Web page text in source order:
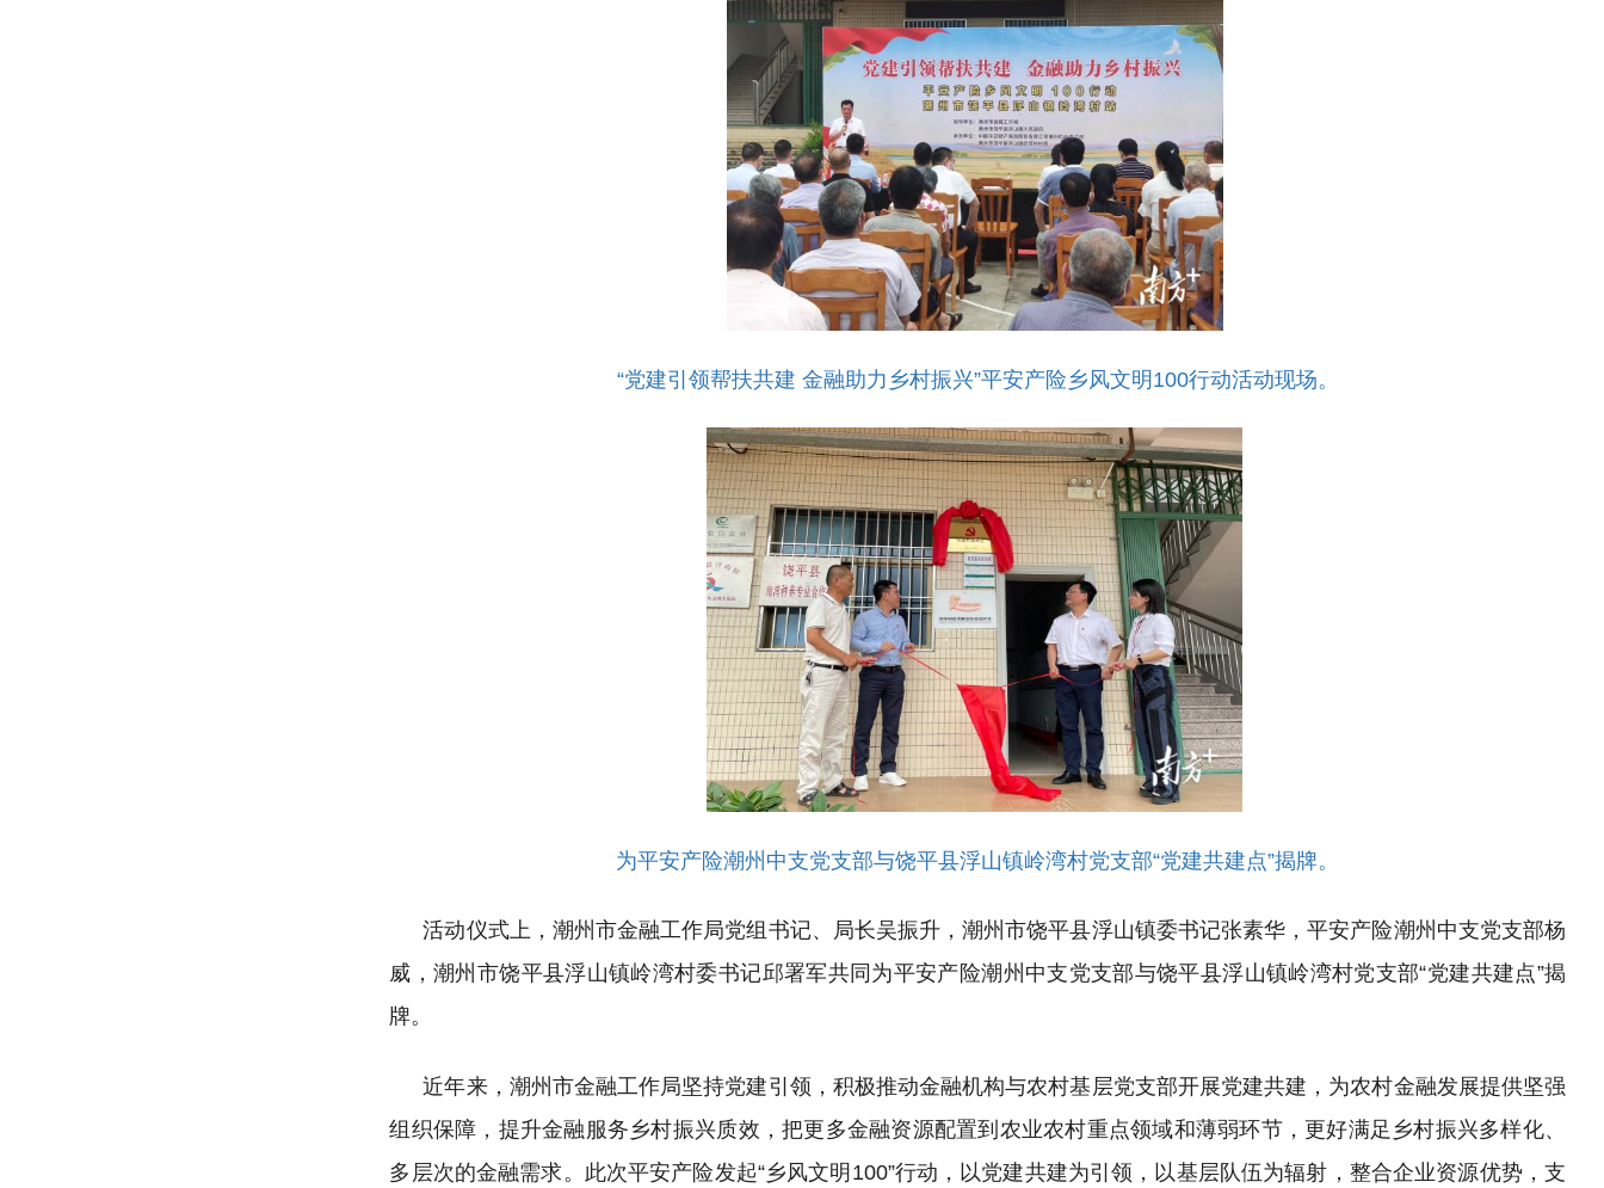
“党建引领帮扶共建 金融助力乡村振兴”平安产险乡风文明100行动活动现场。
为平安产险潮州中支党支部与饶平县浮山镇岭湾村党支部“党建共建点”揭牌。
活动仪式上，潮州市金融工作局党组书记、局长吴振升，潮州市饶平县浮山镇委书记张素华，平安产险潮州中支党支部杨
威，潮州市饶平县浮山镇岭湾村委书记邱署军共同为平安产险潮州中支党支部与饶平县浮山镇岭湾村党支部“党建共建点”揭
牌。
近年来，潮州市金融工作局坚持党建引领，积极推动金融机构与农村基层党支部开展党建共建，为农村金融发展提供坚强
组织保障，提升金融服务乡村振兴质效，把更多金融资源配置到农业农村重点领域和薄弱环节，更好满足乡村振兴多样化、
多层次的金融需求。此次平安产险发起“乡风文明100”行动，以党建共建为引领，以基层队伍为辐射，整合企业资源优势，支